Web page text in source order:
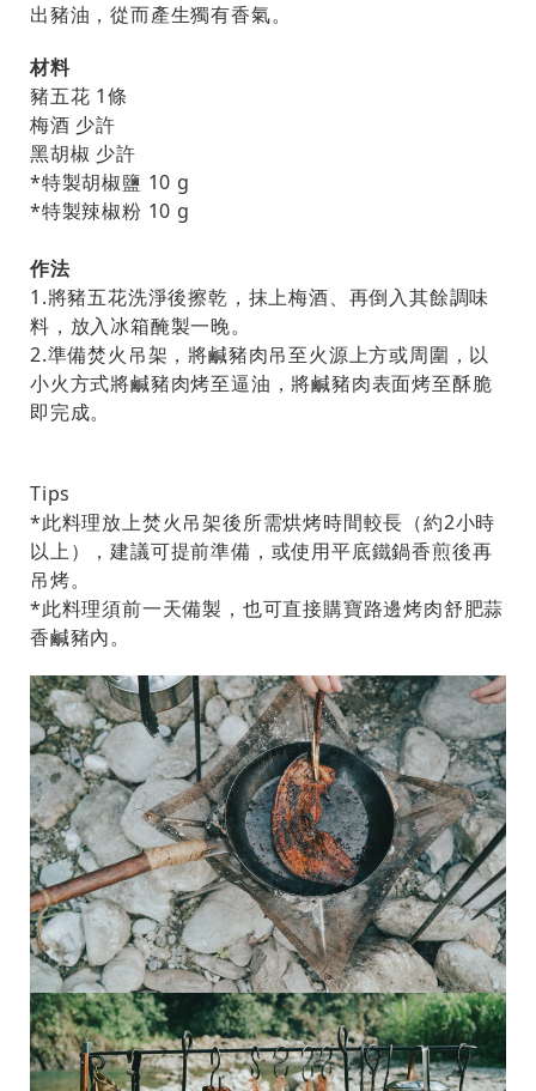
出豬油，從而產生獨有香氣。
材料
豬五花 1條
梅酒 少許
黑胡椒 少許
*特製胡椒鹽 10 g
*特製辣椒粉 10 g
作法
1.將豬五花洗淨後擦乾，抹上梅酒、再倒入其餘調味
料，放入冰箱醃製一晚。
2.準備焚火吊架，將鹹豬肉吊至火源上方或周圍，以
小火方式將鹹豬肉烤至逼油，將鹹豬肉表面烤至酥脆
即完成。
Tips
*此料理放上焚火吊架後所需烘烤時間較長（約2小時
以上），建議可提前準備，或使用平底鐵鍋香煎後再
吊烤。
*此料理須前一天備製，也可直接購寶路邊烤肉舒肥蒜
香鹹豬內。